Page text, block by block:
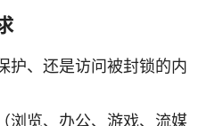
护、还是访问被封锁的内
浏览、办公、游戏、流媒